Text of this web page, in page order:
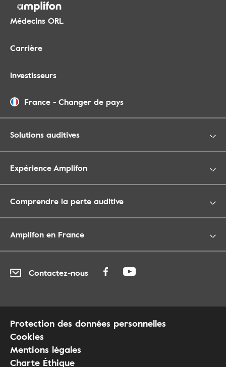
Médecins ORL
Carrière
Investisseurs
France - Changer de pays
Solutions auditives
Expérience Amplifon
Comprendre la perte auditive
Amplifon en France
Contactez-nous
Protection des données personnelles
Cookies
Mentions légales
Charte Éthique